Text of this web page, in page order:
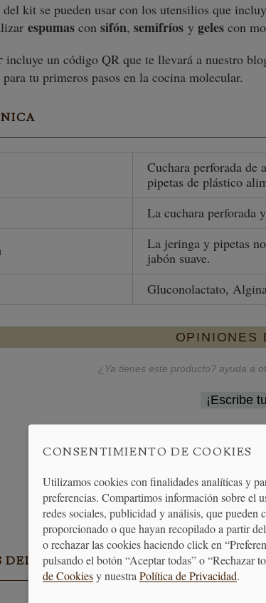
kit se pueden usar con los utensilios que
espumas con sifón, semifríos y geles con
incluye un código QR que te llevará a nuestro
tu primeros pasos en la cocina molecular.
Cuchara perforada de
pipetas de plástico
La cuchara perforada
La jeringa y pipetas
jabón suave.
Gluconolactato,
OPINIONES
¿Ya tienes este producto? ayuda a
¡Escribe
Te sale mejor comprar este kit que cada
1 de 1 usuarios han encontrado útil esta valoración
DEL BLOG EN RELACIÓN
CONSENTIMIENTO DE COOKIES
Utilizamos cookies con finalidades analíticas y
preferencias. Compartimos información sobre el
redes sociales, publicidad y análisis, que
proporcionado o que hayan recopilado a partir
o rechazar las cookies haciendo click en
pulsando el botón “Aceptar todas” o “Rechazar
de Cookiesy nuestra Política de Privacidad.